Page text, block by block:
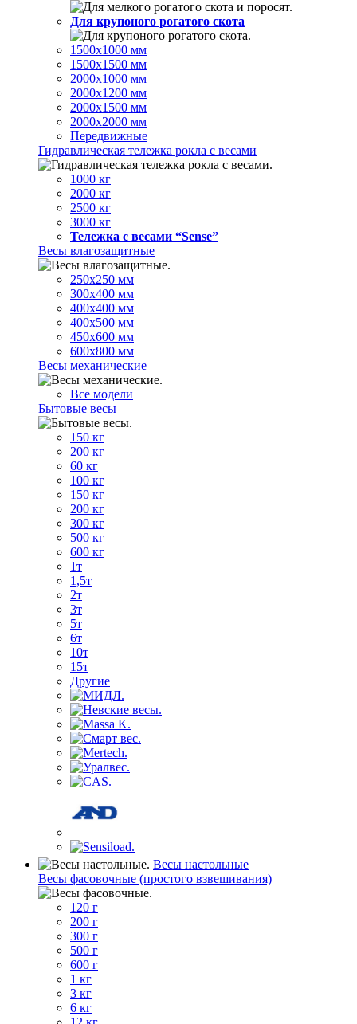
Для крупоного рогатого скота
1500х1000 мм
1500х1500 мм
2000х1000 мм
2000х1200 мм
2000х1500 мм
2000х2000 мм
Передвижные
Гидравлическая тележка рокла с весами
1000 кг
2000 кг
2500 кг
3000 кг
Тележка с весами “Sense”
Весы влагозащитные
250х250 мм
300х400 мм
400х400 мм
400х500 мм
450х600 мм
600х800 мм
Весы механические
Все модели
Бытовые весы
150 кг
200 кг
60 кг
100 кг
150 кг
200 кг
300 кг
500 кг
600 кг
1т
1,5т
2т
3т
5т
6т
10т
15т
Другие
Весы настольные
Весы фасовочные (простого взвешивания)
120 г
200 г
300 г
500 г
600 г
1 кг
3 кг
6 кг